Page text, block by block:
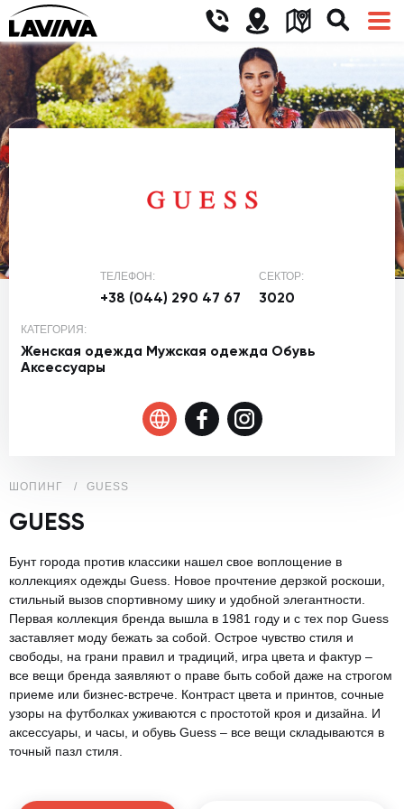
ТЕЛЕФОН:
+38 (044) 290 47 67
СЕКТОР:
3020
КАТЕГОРИЯ:
Женская одежда Мужская одежда Обувь
Аксессуары
ШОПИНГ GUESS
GUESS
Бунт города против классики нашел свое воплощение в
коллекциях одежды Guess. Новое прочтение дерзкой роскоши,
стильный вызов спортивному шику и удобной элегантности.
Первая коллекция бренда вышла в 1981 году и с тех пор Guess
заставляет моду бежать за собой. Острое чувство стиля и
свободы, на грани правил и традиций, игра цвета и фактур –
все вещи бренда заявляют о праве быть собой даже на строгом
приеме или бизнес-встрече. Контраст цвета и принтов, сочные
узоры на футболках уживаются с простотой кроя и дизайна. И
аксессуары, и часы, и обувь Guess – все вещи складываются в
точный пазл стиля.